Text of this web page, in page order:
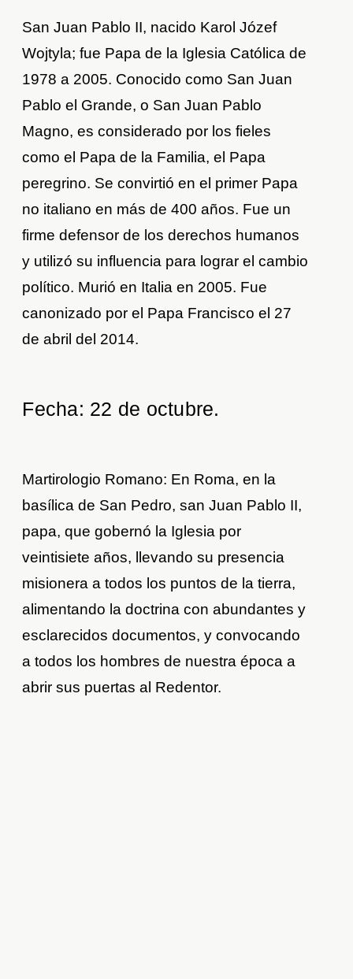
San Juan Pablo II, nacido Karol Józef
Wojtyla; fue Papa de la Iglesia Católica de
1978 a 2005. Conocido como San Juan
Pablo el Grande, o San Juan Pablo
Magno, es considerado por los fieles
como el Papa de la Familia, el Papa
peregrino. Se convirtió en el primer Papa
no italiano en más de 400 años. Fue un
firme defensor de los derechos humanos
y utilizó su influencia para lograr el cambio
político. Murió en Italia en 2005. Fue
canonizado por el Papa Francisco el 27
de abril del 2014.
Fecha: 22 de octubre.
Martirologio Romano: En Roma, en la
basílica de San Pedro, san Juan Pablo II,
papa, que gobernó la Iglesia por
veintisiete años, llevando su presencia
misionera a todos los puntos de la tierra,
alimentando la doctrina con abundantes y
esclarecidos documentos, y convocando
a todos los hombres de nuestra época a
abrir sus puertas al Redentor.